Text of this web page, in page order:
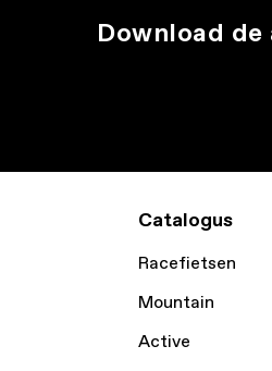
Download de
Catalogus
Racefietsen
Mountain
Active